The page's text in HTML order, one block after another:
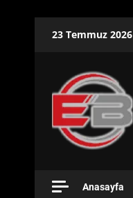
23 Temmuz 2026
Anasayfa